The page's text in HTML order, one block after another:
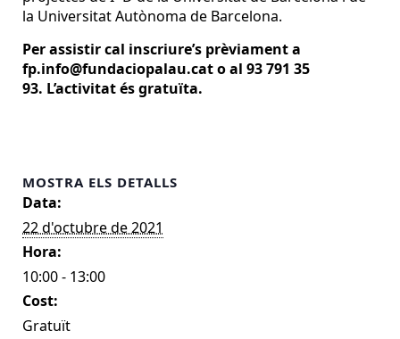
la Universitat Autònoma de Barcelona.
Per assistir cal inscriure’s prèviament a
fp.info@fundaciopalau.cat o al 93 791 35
93. L’activitat és gratuïta.
MOSTRA ELS DETALLS
Data:
22 d'octubre de 2021
Hora:
10:00 - 13:00
Cost:
Gratuït